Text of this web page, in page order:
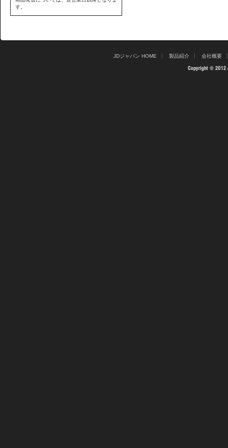
す。
JDジャパン HOME 製品紹介 会社概要